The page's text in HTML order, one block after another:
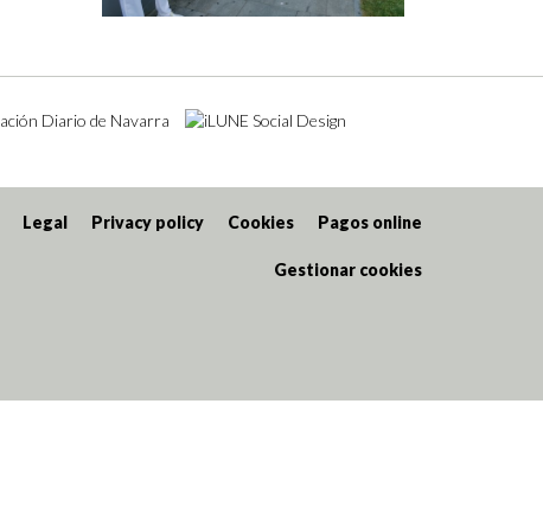
Legal Privacy policy Cookies Pagos online
Gestionar cookies